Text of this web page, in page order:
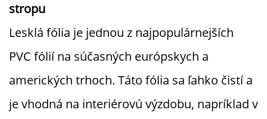
stropu
Lesklá fólia je jednou z najpopulárnejších
PVC fólií na súčasných európskych a
amerických trhoch. Táto fólia sa ľahko čistí a
je vhodná na interiérovú výzdobu, napríklad v